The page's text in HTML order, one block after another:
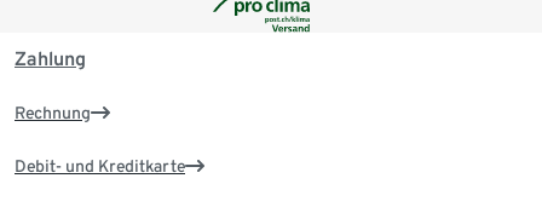
Zahlung
Rechnung
Debit- und Kreditkarte